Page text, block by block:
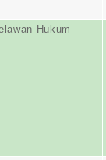
Hukum